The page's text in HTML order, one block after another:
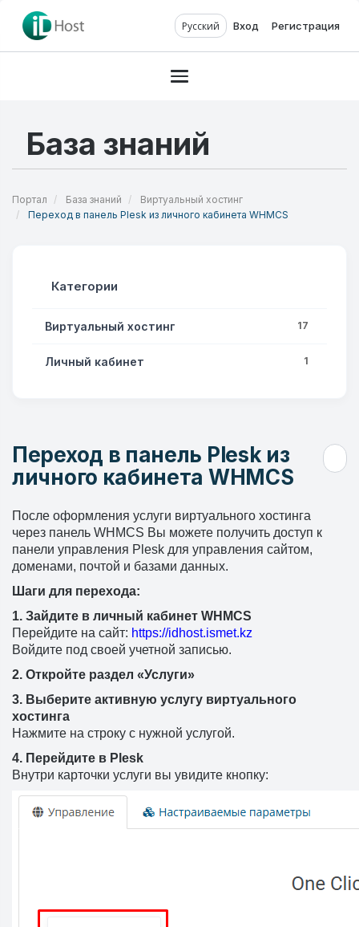
Русский Вход Регистрация
Toggle navigation
База знаний
Портал База знаний
Виртуальный хостинг
Переход в панель Plesk из личного кабинета WHMCS
Категории
17
Виртуальный хостинг
1
Личный кабинет
Переход в панель Plesk из
личного кабинета WHMCS
После оформления услуги виртуального хостинга
через панель WHMCS Вы можете получить доступ к
панели управления Plesk для управления сайтом,
доменами, почтой и базами данных.
Шаги для перехода:
1. Зайдите в личный кабинет WHMCS
Перейдите на сайт: https://idhost.ismet.kz
Войдите под своей учетной записью.
2. Откройте раздел «Услуги»
3. Выберите активную услугу виртуального
хостинга
Нажмите на строку с нужной услугой.
4. Перейдите в Plesk
Внутри карточки услуги вы увидите кнопку: